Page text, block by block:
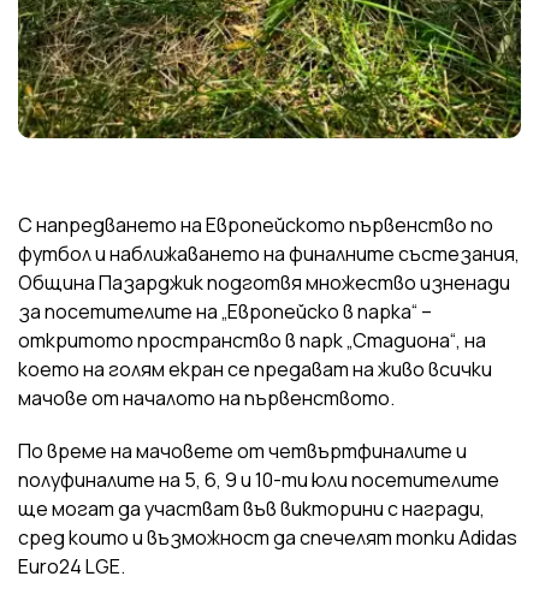
С напредването на Европейското първенство по
футбол и наближаването на финалните състезания,
Община Пазарджик подготвя множество изненади
за посетителите на „Европейско в парка“ –
откритото пространство в парк „Стадиона“, на
което на голям екран се предават на живо всички
мачове от началото на първенството.
По време на мачовете от четвъртфиналите и
полуфиналите на 5, 6, 9 и 10-ти юли посетителите
ще могат да участват във викторини с награди,
сред които и възможност да спечелят топки Adidas
Euro24 LGE.